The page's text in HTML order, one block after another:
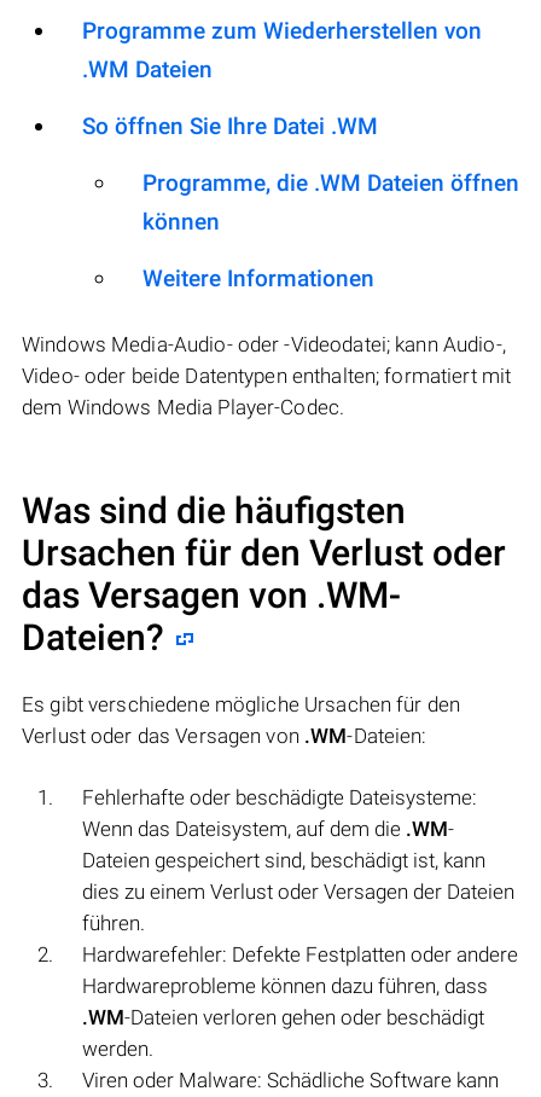
Programme zum Wiederherstellen von
.WM Dateien
So öffnen Sie Ihre Datei .WM
Programme, die .WM Dateien öffnen
können
Weitere Informationen
Windows Media-Audio- oder -Videodatei; kann Audio-,
Video- oder beide Datentypen enthalten; formatiert mit
dem Windows Media Player-Codec.
Was sind die häufigsten
Ursachen für den Verlust oder
das Versagen von .WM-
Dateien?
Es gibt verschiedene mögliche Ursachen für den
Verlust oder das Versagen von .WM-Dateien:
Fehlerhafte oder beschädigte Dateisysteme:
Wenn das Dateisystem, auf dem die .WM-
Dateien gespeichert sind, beschädigt ist, kann
dies zu einem Verlust oder Versagen der Dateien
führen.
Hardwarefehler: Defekte Festplatten oder andere
Hardwareprobleme können dazu führen, dass
.WM-Dateien verloren gehen oder beschädigt
werden.
Viren oder Malware: Schädliche Software kann